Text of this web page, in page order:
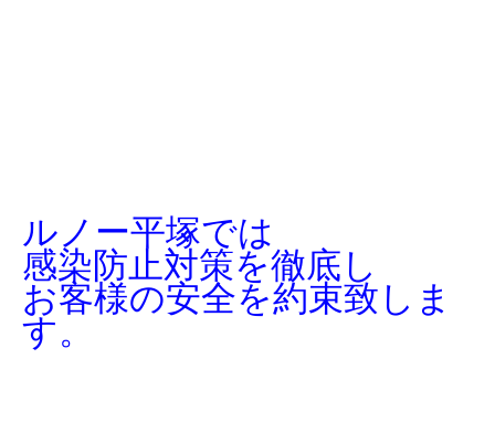
ルノー平塚では
感染防止対策を徹底し
お客様の安全を約束致しま
す。